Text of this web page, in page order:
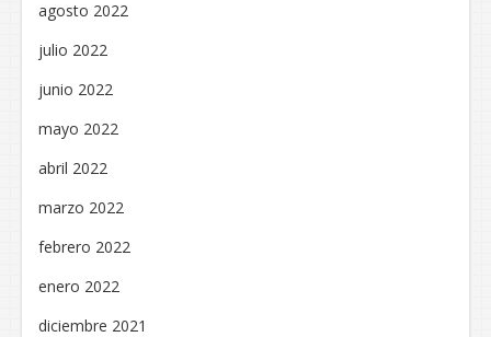
agosto 2022
julio 2022
junio 2022
mayo 2022
abril 2022
marzo 2022
febrero 2022
enero 2022
diciembre 2021